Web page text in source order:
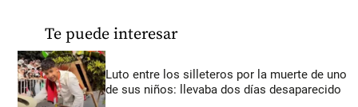
Te puede interesar
Luto entre los silleteros por la muerte de uno
de sus niños: llevaba dos días desaparecido